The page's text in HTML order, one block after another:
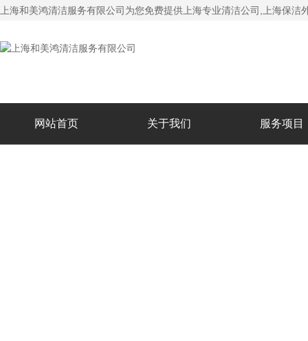
上海和美鸿清洁服务有限公司为您免费提供 上海专业清洁公司 ,上海保
网站首页 关于我们 服务项目